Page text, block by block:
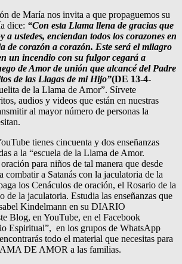
de María nos invita a que propaguemos su
dice: “Con esta Llama llena de gracias que
a ustedes, enciendan todos los corazones en
de corazón a corazón. Este será el milagro
un incendio con su fulgor cegará a
de Amor de unión que alcancé del Padre
de las Llagas de mi Hijo”(DE 13-4-
de la Llama de Amor”. Sírvete
audios y videos que están en nuestras
al mayor número de personas la
tienes cincuenta y dos enseñanzas
a la “escuela de la Llama de Amor.
para niños de tal manera que desde
combatir a Satanás con la jaculatoria de la
los Cenáculos de oración, el Rosario de la
de la jaculatoria. Estudia las enseñanzas que
Kindelmann en su DIARIO
Blog, en YouTube, en el Facebook
Espiritual”, en los grupos de WhatsApp
todo el material que necesitas para
DE AMOR a las familias.